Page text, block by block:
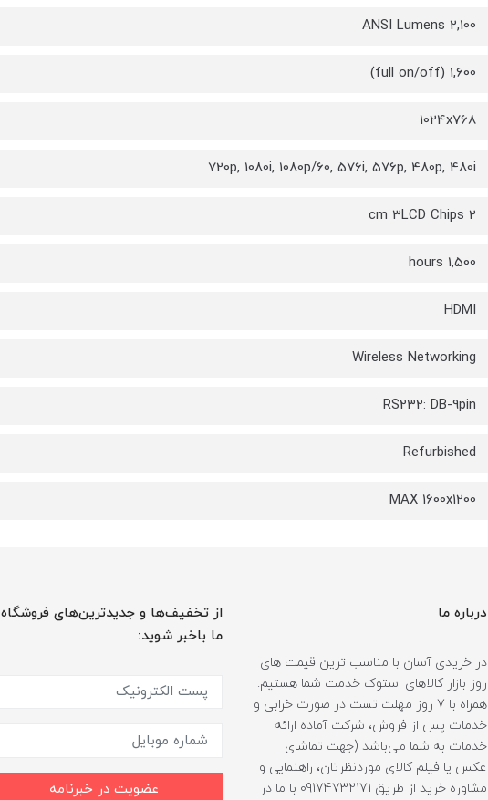
2,100 ANSI Lumens
1,600 (full on/off)
1024x768
720p, 1080i, 1080p/60, 576i, 576p, 480p, 480i
2 cm 3LCD Chips
1,500 hours
HDMI
Wireless Networking
RS232: DB-9pin
Refurbished
MAX 1600x1200
درباره ما
در خریدی آسان با مناسب ترین قیمت های
روز بازار کالاهای استوک خدمت شما هستیم.
همراه با 7 روز مهلت تست در صورت خرابی و
خدمات پس از فروش، شرکت آماده ارائه
خدمات به شما می‌باشد (جهت تماشای
عکس یا فیلم کالای موردنظرتان، راهنمایی و
مشاوره خرید از طریق 09174732171 با ما در
از تخفیف‌ها و جدیدترین‌های فروشگاه
ما باخبر شوید:
عضویت در خبرنامه